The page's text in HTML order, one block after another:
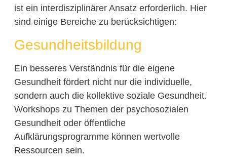
ist ein interdisziplinärer Ansatz erforderlich. Hier
sind einige Bereiche zu berücksichtigen:
Gesundheitsbildung
Ein besseres Verständnis für die eigene
Gesundheit fördert nicht nur die individuelle,
sondern auch die kollektive soziale Gesundheit.
Workshops zu Themen der psychosozialen
Gesundheit oder öffentliche
Aufklärungsprogramme können wertvolle
Ressourcen sein.